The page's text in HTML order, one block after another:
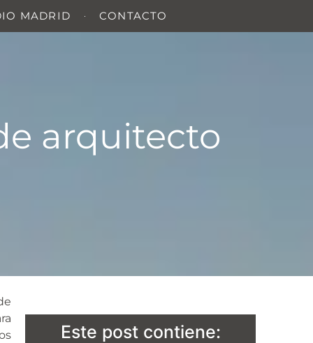
MADRID CONTACTO
arquitecto
Este post contiene: